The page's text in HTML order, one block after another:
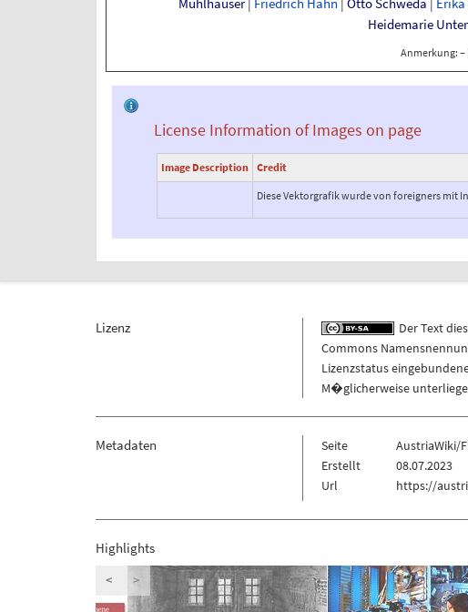
Heidemarie
Anmerkung: –
License Information of Images on page
Image Description Credit
Diese Vektorgrafik wurde von foreigners mit
Lizenz Der Text
Commons
Lizenzstatus
M�glicherweise
Metadaten Seite
AustriaWiki/
Erstellt
08.07.2023
Url
https://
Highlights
< >